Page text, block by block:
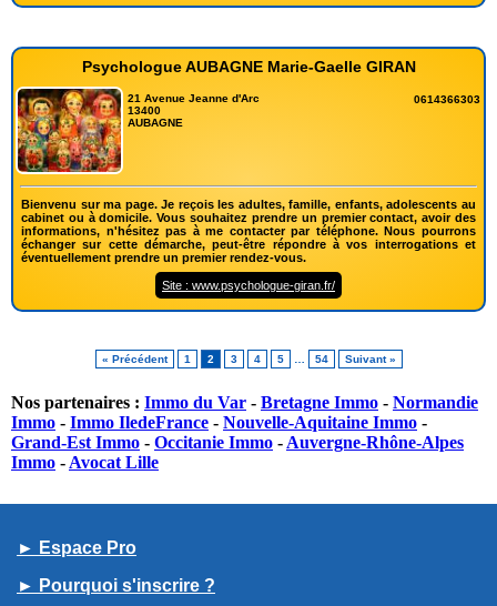
Psychologue AUBAGNE Marie-Gaelle GIRAN
21 Avenue Jeanne d'Arc
13400
AUBAGNE
0614366303
Bienvenu sur ma page. Je reçois les adultes, famille, enfants, adolescents au
cabinet ou à domicile. Vous souhaitez prendre un premier contact, avoir des
informations, n'hésitez pas à me contacter par téléphone. Nous pourrons
échanger sur cette démarche, peut-être répondre à vos interrogations et
éventuellement prendre un premier rendez-vous.
Site : www.psychologue-giran.fr/
« Précédent 1 2 3 4 5 54 Suivant »
Nos partenaires : Immo du Var - Bretagne Immo - Normandie
Immo - Immo IledeFrance - Nouvelle-Aquitaine Immo -
Grand-Est Immo - Occitanie Immo - Auvergne-Rhône-Alpes
Immo - Avocat Lille
► Espace Pro
► Pourquoi s'inscrire ?